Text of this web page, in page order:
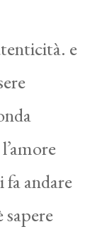
e
fa andare
sapere